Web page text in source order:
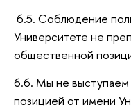
6.5. Соблюдение
Университете не
общественной
6.6. Мы не выступаем
позицией от имени